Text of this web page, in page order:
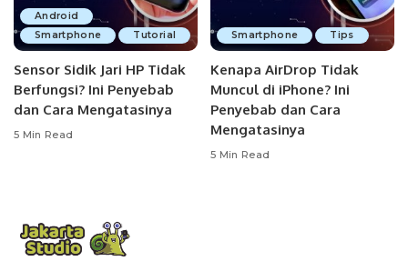
Android
Smartphone
Tutorial
Sensor Sidik Jari HP Tidak
Berfungsi? Ini Penyebab
dan Cara Mengatasinya
5 Min Read
Smartphone Tips
Kenapa AirDrop Tidak
Muncul di iPhone? Ini
Penyebab dan Cara
Mengatasinya
5 Min Read